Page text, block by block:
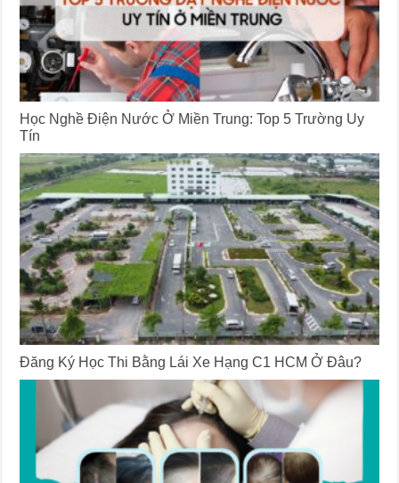
Học Nghề Điện Nước Ở Miền Trung: Top 5 Trường Uy
Tín
Đăng Ký Học Thi Bằng Lái Xe Hạng C1 HCM Ở Đâu?